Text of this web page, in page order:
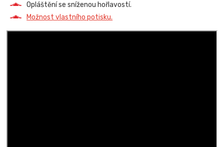
Opláštění se sníženou hořlavostí.
Možnost vlastního potisku.